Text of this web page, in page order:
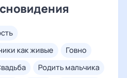
как живые
говно
свадьба
родить мальчика